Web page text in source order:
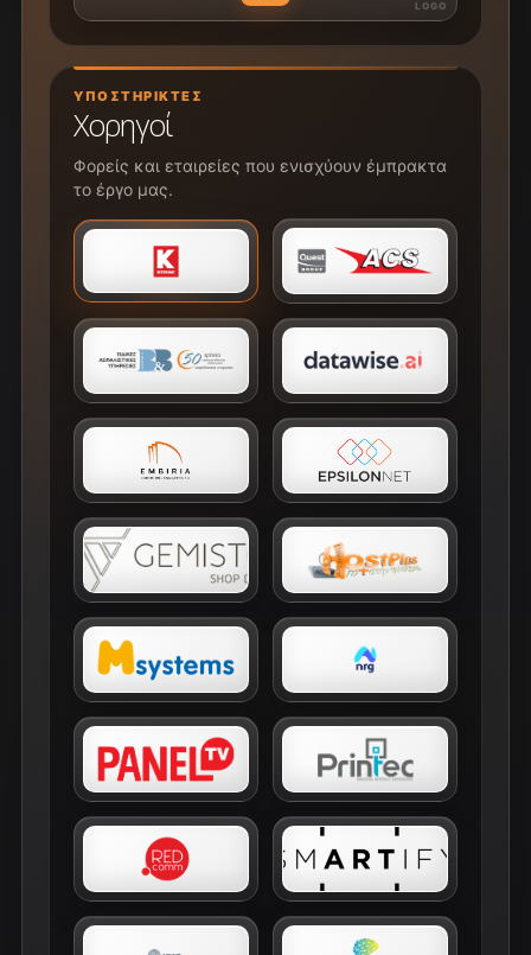
ΥΠΟΣΤΗΡΙΚΤΈΣ
Χορηγοί
Φορείς και εταιρείες που ενισχύουν έμπρακτα
το έργο μας.